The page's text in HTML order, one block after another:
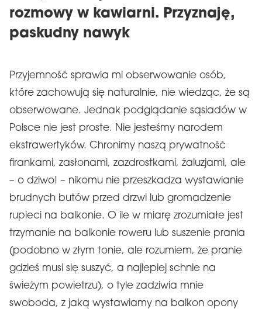
rozmowy w kawiarni. Przyznaję,
paskudny nawyk
Przyjemność sprawia mi obserwowanie osób,
które zachowują się naturalnie, nie wiedząc, że są
obserwowane. Jednak podglądanie sąsiadów w
Polsce nie jest proste. Nie jesteśmy narodem
ekstrawertyków. Chronimy naszą prywatność
firankami, zasłonami, zazdrostkami, żaluzjami, ale
– o dziwo! – nikomu nie przeszkadza wystawianie
brudnych butów przed drzwi lub gromadzenie
rupieci na balkonie. O ile w miarę zrozumiałe jest
trzymanie na balkonie roweru lub suszenie prania
(podobno w złym tonie, ale rozumiem, że pranie
gdzieś musi się suszyć, a najlepiej schnie na
świeżym powietrzu), o tyle zadziwia mnie
swoboda, z jaką wystawiamy na balkon opony